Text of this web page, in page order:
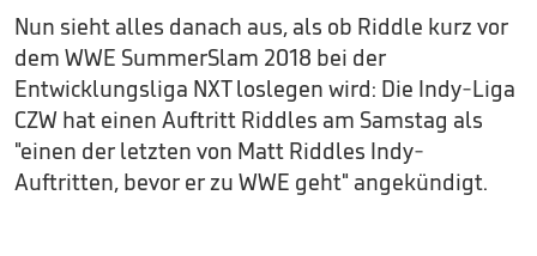
Nun sieht alles danach aus, als ob Riddle kurz vor
dem WWE SummerSlam 2018 bei der
Entwicklungsliga NXT loslegen wird: Die Indy-Liga
CZW hat einen Auftritt Riddles am Samstag als
"einen der letzten von Matt Riddles Indy-
Auftritten, bevor er zu WWE geht" angekündigt.